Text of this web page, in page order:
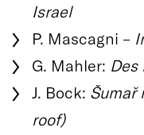
Israel
P. Mascagni –
G. Mahler: Des
J. Bock: Šumař
roof)